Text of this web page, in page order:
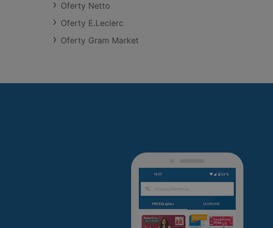
Oferty Netto
Oferty E.Leclerc
Oferty Gram Market